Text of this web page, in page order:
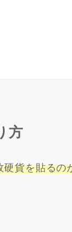
方
貨を貼るの